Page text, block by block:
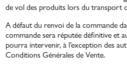
de vol des produits lors du transport
A défaut du renvoi de la commande
commande sera réputée définitive et
pourra intervenir, à l’exception des
Conditions Générales de Vente.